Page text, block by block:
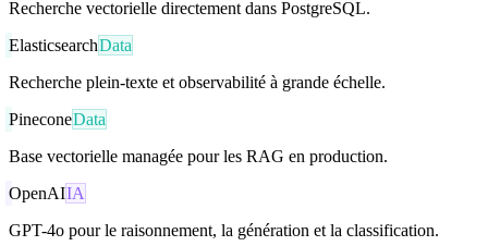
Recherche vectorielle directement dans PostgreSQL.
ElasticsearchData
Recherche plein-texte et observabilité à grande échelle.
PineconeData
Base vectorielle managée pour les RAG en production.
OpenAIIA
GPT-4o pour le raisonnement, la génération et la classification.